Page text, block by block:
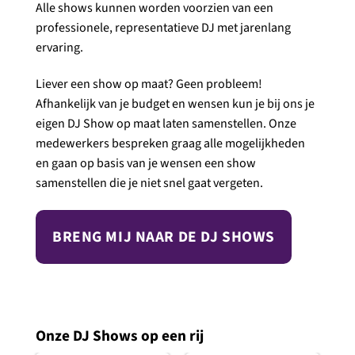
Alle shows kunnen worden voorzien van een
professionele, representatieve DJ met jarenlang
ervaring.
Liever een show op maat? Geen probleem!
Afhankelijk van je budget en wensen kun je bij ons je
eigen DJ Show op maat laten samenstellen. Onze
medewerkers bespreken graag alle mogelijkheden
en gaan op basis van je wensen een show
samenstellen die je niet snel gaat vergeten.
BRENG MIJ NAAR DE DJ SHOWS
Onze DJ Shows op een rij